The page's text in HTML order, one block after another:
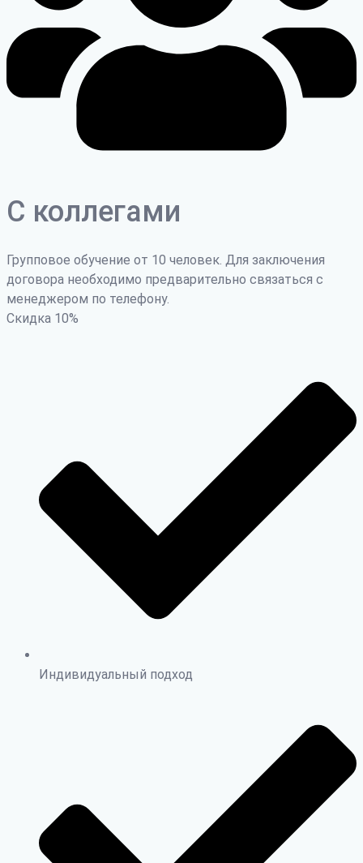
С коллегами
Групповое обучение от 10 человек. Для заключения
договора необходимо предварительно связаться с
менеджером по телефону.
Скидка 10%
Индивидуальный подход